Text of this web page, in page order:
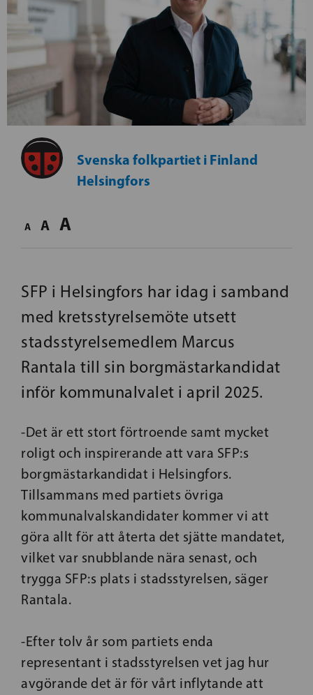
Svenska folkpartiet i Finland
Helsingfors
A A A
SFP i Helsingfors har idag i samband
med kretsstyrelsemöte utsett
stadsstyrelsemedlem Marcus
Rantala till sin borgmästarkandidat
inför kommunalvalet i april 2025.
-Det är ett stort förtroende samt mycket
roligt och inspirerande att vara SFP:s
borgmästarkandidat i Helsingfors.
Tillsammans med partiets övriga
kommunalvalskandidater kommer vi att
göra allt för att återta det sjätte mandatet,
vilket var snubblande nära senast, och
trygga SFP:s plats i stadsstyrelsen, säger
Rantala.
-Efter tolv år som partiets enda
representant i stadsstyrelsen vet jag hur
avgörande det är för vårt inflytande att